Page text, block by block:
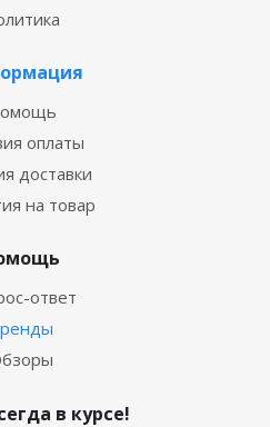
оплаты
доставки
на товар
ответ
в курсе!